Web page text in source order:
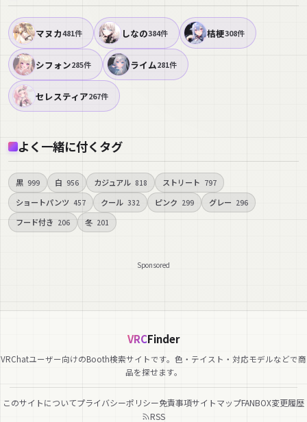
マヌカ481件 しなの384件 桔梗308件
シフォン285件 ライム281件
セレスティア267件
よく一緒に付くタグ
黒 999 白 956 カジュアル 818 ストリート 797
ショートパンツ 457 クール 332 ピンク 299 グレー 296
フード付き 206 冬 201
Sponsored
VRCFinder
VRChatユーザー向けのBooth検索サイトです。色・テイスト・対応モデルなどで商
品を探せます。
このサイトについてプライバシーポリシー免責事項サイトマップFANBOX変更履歴
RSS